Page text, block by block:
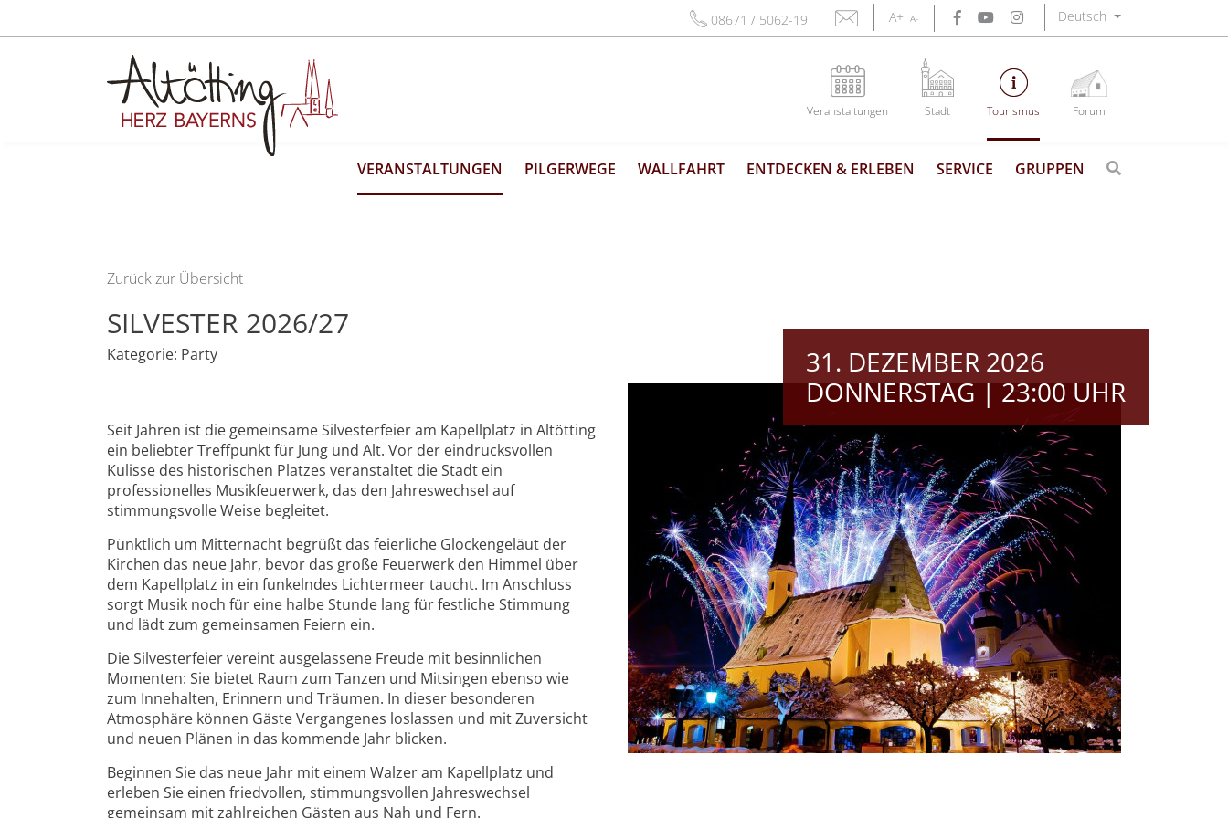
08671 / 5062-19 A+ A- Deutsch
Veranstaltungen Stadt Tourismus Forum
VERANSTALTUNGEN PILGERWEGE WALLFAHRT ENTDECKEN & ERLEBEN SERVICE GRUPPEN
Zurück zur Übersicht
SILVESTER 2026/27
Kategorie: Party
Seit Jahren ist die gemeinsame Silvesterfeier am Kapellplatz in Altötting
ein beliebter Treffpunkt für Jung und Alt. Vor der eindrucksvollen
Kulisse des historischen Platzes veranstaltet die Stadt ein
professionelles Musikfeuerwerk, das den Jahreswechsel auf
stimmungsvolle Weise begleitet.
Pünktlich um Mitternacht begrüßt das feierliche Glockengeläut der
Kirchen das neue Jahr, bevor das große Feuerwerk den Himmel über
dem Kapellplatz in ein funkelndes Lichtermeer taucht. Im Anschluss
sorgt Musik noch für eine halbe Stunde lang für festliche Stimmung
und lädt zum gemeinsamen Feiern ein.
Die Silvesterfeier vereint ausgelassene Freude mit besinnlichen
Momenten: Sie bietet Raum zum Tanzen und Mitsingen ebenso wie
zum Innehalten, Erinnern und Träumen. In dieser besonderen
Atmosphäre können Gäste Vergangenes loslassen und mit Zuversicht
und neuen Plänen in das kommende Jahr blicken.
Beginnen Sie das neue Jahr mit einem Walzer am Kapellplatz und
erleben Sie einen friedvollen, stimmungsvollen Jahreswechsel
gemeinsam mit zahlreichen Gästen aus Nah und Fern.
31. DEZEMBER 2026
DONNERSTAG | 23:00 UHR